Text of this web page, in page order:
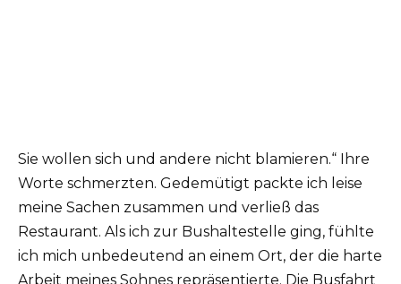
Sie wollen sich und andere nicht blamieren.“ Ihre
Worte schmerzten. Gedemütigt packte ich leise
meine Sachen zusammen und verließ das
Restaurant. Als ich zur Bushaltestelle ging, fühlte
ich mich unbedeutend an einem Ort, der die harte
Arbeit meines Sohnes repräsentierte. Die Busfahrt